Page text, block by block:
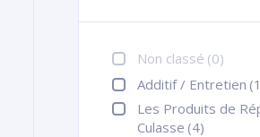
Non classé (0)
Additif / Entretien
Les Produits de
Culasse (4)